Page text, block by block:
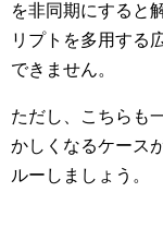
を非同期にすると
リプトを多用する
できません。
ただし、こちらも
かしくなるケース
ルーしましょう。